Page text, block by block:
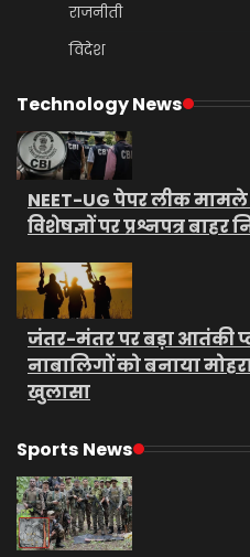
राजनीती
विदेश
Technology News
NEET-UG पेपर लीक
विशेषज्ञों पर प्रश्नपत्र
जंतर-मंतर पर बड़ा आतंकी
नाबालिगों को बनाया
खुलासा
Sports News